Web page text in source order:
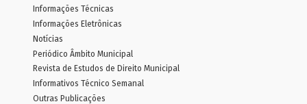
Informações Técnicas
Informações Eletrônicas
Notícias
Periódico Âmbito Municipal
Revista de Estudos de Direito Municipal
Informativos Técnico Semanal
Outras Publicações